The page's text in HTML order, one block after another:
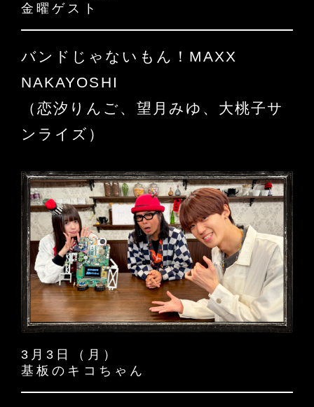
金曜ゲスト
バンドじゃないもん！MAXX
NAKAYOSHI
（恋汐りんご、望月みゆ、大桃子サ
ンライズ）
3月3日（月）
基板のキコちゃん